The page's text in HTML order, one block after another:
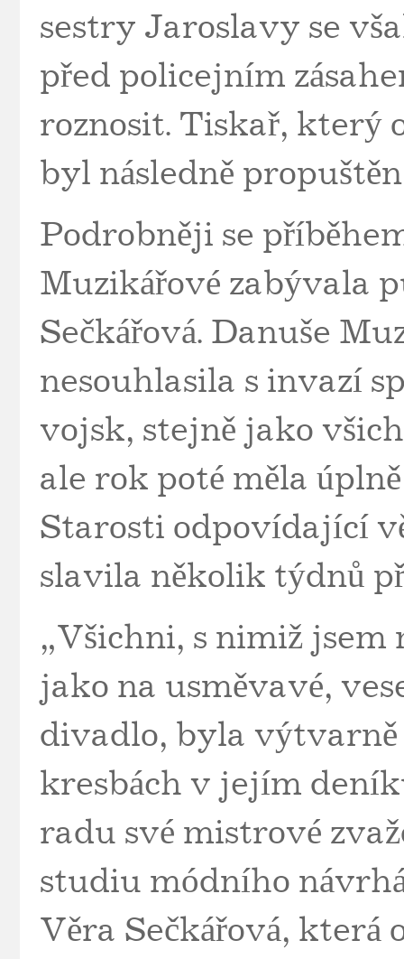
sestry Jaroslavy se
před policejním
roznosit. Tiskař, který
byl následně
Podrobněji se
Muzikářové zabývala
Sečkářová. Danuše
nesouhlasila s invazí
vojsk, stejně jako
ale rok poté měla
Starosti odpovídající
slavila několik týdnů
„Všichni, s nimiž
jako na usměvavé,
divadlo, byla
kresbách v jejím
radu své mistrové
studiu módního
Věra Sečkářová,